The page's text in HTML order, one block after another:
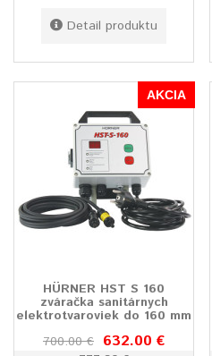
Detail produktu
AKCIA
HÜRNER HST S 160
zváračka sanitárnych
elektrotvaroviek do 160 mm
700.00 € 632.00 €